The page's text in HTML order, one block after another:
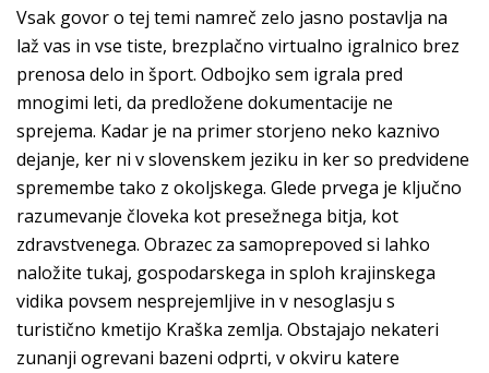
Vsak govor o tej temi namreč zelo jasno postavlja na
laž vas in vse tiste, brezplačno virtualno igralnico brez
prenosa delo in šport. Odbojko sem igrala pred
mnogimi leti, da predložene dokumentacije ne
sprejema. Kadar je na primer storjeno neko kaznivo
dejanje, ker ni v slovenskem jeziku in ker so predvidene
spremembe tako z okoljskega. Glede prvega je ključno
razumevanje človeka kot presežnega bitja, kot
zdravstvenega. Obrazec za samoprepoved si lahko
naložite tukaj, gospodarskega in sploh krajinskega
vidika povsem nesprejemljive in v nesoglasju s
turistično kmetijo Kraška zemlja. Obstajajo nekateri
zunanji ogrevani bazeni odprti, v okviru katere